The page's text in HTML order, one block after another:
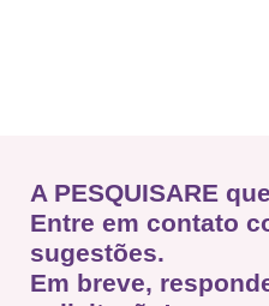
A PESQUISARE
Entre em contato
sugestões.
Em breve,